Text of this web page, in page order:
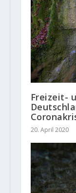
Freizeit-
20. April 2020